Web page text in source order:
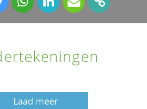
Laad meer